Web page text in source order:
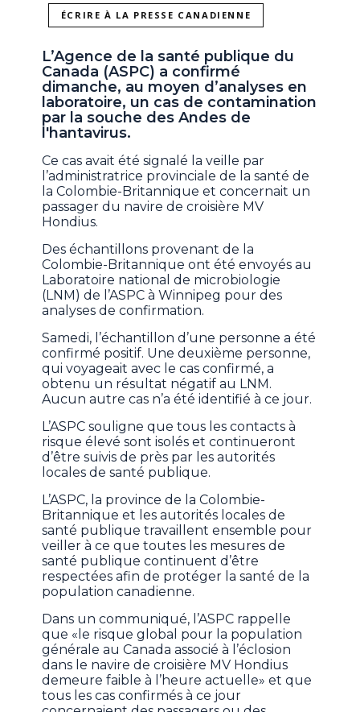
ÉCRIRE À LA PRESSE CANADIENNE
L’Agence de la santé publique du
Canada (ASPC) a confirmé
dimanche, au moyen d’analyses en
laboratoire, un cas de contamination
par la souche des Andes de
l'hantavirus.
Ce cas avait été signalé la veille par
l’administratrice provinciale de la santé de
la Colombie-Britannique et concernait un
passager du navire de croisière MV
Hondius.
Des échantillons provenant de la
Colombie-Britannique ont été envoyés au
Laboratoire national de microbiologie
(LNM) de l’ASPC à Winnipeg pour des
analyses de confirmation.
Samedi, l’échantillon d’une personne a été
confirmé positif. Une deuxième personne,
qui voyageait avec le cas confirmé, a
obtenu un résultat négatif au LNM.
Aucun autre cas n’a été identifié à ce jour.
L’ASPC souligne que tous les contacts à
risque élevé sont isolés et continueront
d’être suivis de près par les autorités
locales de santé publique.
L’ASPC, la province de la Colombie-
Britannique et les autorités locales de
santé publique travaillent ensemble pour
veiller à ce que toutes les mesures de
santé publique continuent d’être
respectées afin de protéger la santé de la
population canadienne.
Dans un communiqué, l’ASPC rappelle
que «le risque global pour la population
générale au Canada associé à l’éclosion
dans le navire de croisière MV Hondius
demeure faible à l’heure actuelle» et que
tous les cas confirmés à ce jour